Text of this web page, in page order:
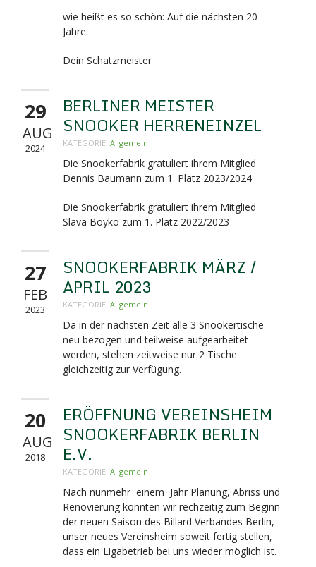
wie heißt es so schön: Auf die nächsten 20
Jahre.
Dein Schatzmeister
29
AUG
2024
BERLINER MEISTER
SNOOKER HERRENEINZEL
KATEGORIE: Allgemein
Die Snookerfabrik gratuliert ihrem Mitglied
Dennis Baumann zum 1. Platz 2023/2024
Die Snookerfabrik gratuliert ihrem Mitglied
Slava Boyko zum 1. Platz 2022/2023
27
FEB
2023
SNOOKERFABRIK MÄRZ /
APRIL 2023
KATEGORIE: Allgemein
Da in der nächsten Zeit alle 3 Snookertische
neu bezogen und teilweise aufgearbeitet
werden, stehen zeitweise nur 2 Tische
gleichzeitig zur Verfügung.
20
AUG
2018
ERÖFFNUNG VEREINSHEIM
SNOOKERFABRIK BERLIN
E.V.
KATEGORIE: Allgemein
Nach nunmehr einem Jahr Planung, Abriss und
Renovierung konnten wir rechzeitig zum Beginn
der neuen Saison des Billard Verbandes Berlin,
unser neues Vereinsheim soweit fertig stellen,
dass ein Ligabetrieb bei uns wieder möglich ist.